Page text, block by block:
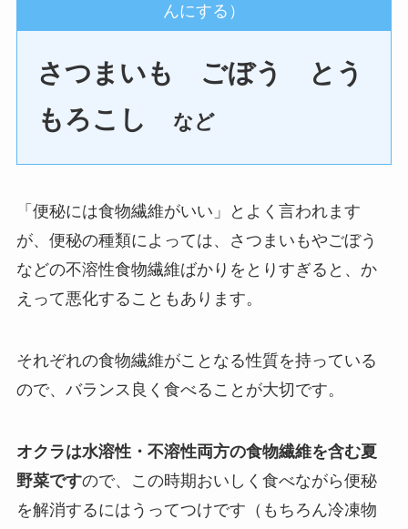
んにする）
さつまいも ごぼう とう
もろこし
など
「便秘には食物繊維がいい」とよく言われます
が、便秘の種類によっては、さつまいもやごぼう
などの不溶性食物繊維ばかりをとりすぎると、か
えって悪化することもあります。
それぞれの食物繊維がことなる性質を持っている
ので、バランス良く食べることが大切です。
オクラは水溶性・不溶性両方の食物繊維を含む夏
野菜ですので、この時期おいしく食べながら便秘
を解消するにはうってつけです（もちろん冷凍物